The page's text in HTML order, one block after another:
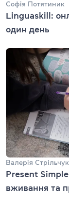
Софія Потятиник
Linguaskill:
один день
Валерія Стрільчук
Present
вживання та